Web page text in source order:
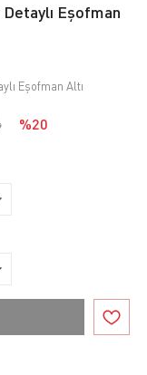
Eşofman
Eşofman Altı
%20